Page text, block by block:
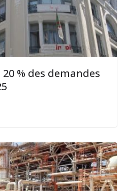
20 % des demandes